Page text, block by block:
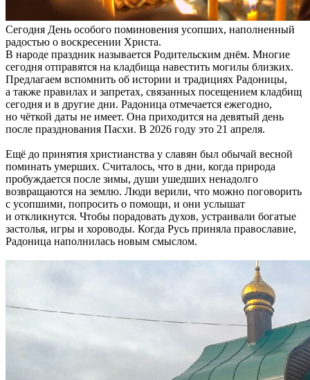
Сегодня День особого поминовения усопших, наполненный
радостью о воскресении Христа.
В народе праздник называется Родительским днём. Многие
сегодня отправятся на кладбища навестить могилы близких.
Предлагаем вспомнить об истории и традициях Радоницы,
а также правилах и запретах, связанных посещением кладбищ
сегодня и в другие дни. Радоница отмечается ежегодно,
но чёткой даты не имеет. Она приходится на девятый день
после празднования Пасхи. В 2026 году это 21 апреля.
Ещё до принятия христианства у славян был обычай весной
поминать умерших. Считалось, что в дни, когда природа
пробуждается после зимы, души ушедших ненадолго
возвращаются на землю. Люди верили, что можно поговорить
с усопшими, попросить о помощи, и они услышат
и откликнутся. Чтобы порадовать духов, устраивали богатые
застолья, игры и хороводы. Когда Русь приняла православие,
Радоница наполнилась новым смыслом.